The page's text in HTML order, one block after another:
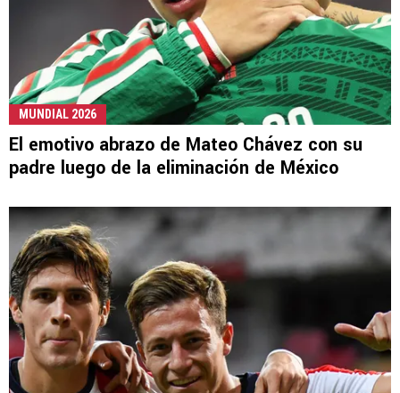
MUNDIAL 2026
El emotivo abrazo de Mateo Chávez con su
padre luego de la eliminación de México